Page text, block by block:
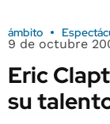
ámbito
9 de octubre
Eric
su